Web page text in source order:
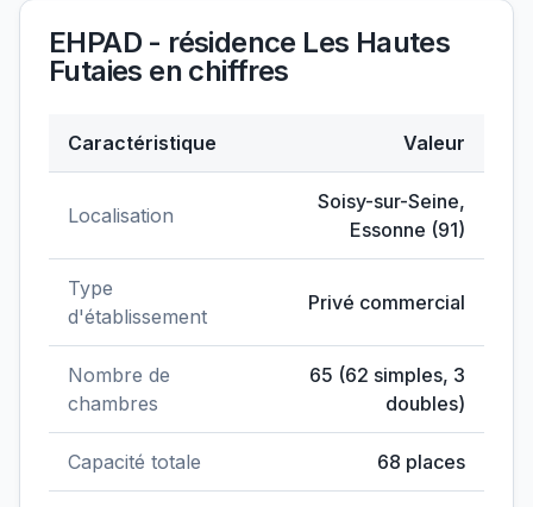
EHPAD - résidence Les Hautes
Futaies en chiffres
Caractéristique Valeur
Localisation
Soisy-sur-Seine,
Essonne (91)
Type
d'établissement
Privé commercial
Nombre de
chambres
65 (62 simples, 3
doubles)
Capacité totale 68 places